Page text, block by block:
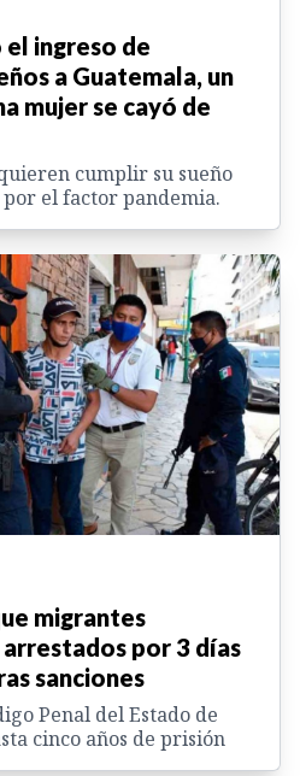
ingreso de
a Guatemala, un
mujer se cayó de
cumplir su sueño
el factor pandemia.
migrantes
por 3 días
sanciones
Penal del Estado de
cinco años de prisión